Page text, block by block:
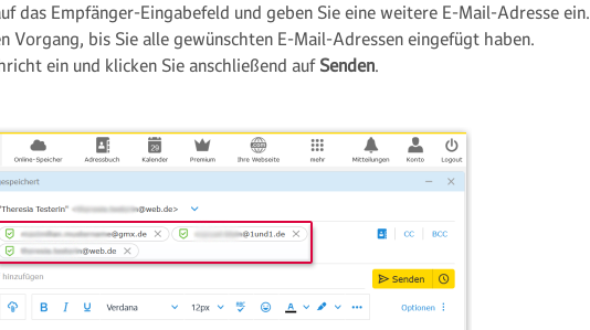
das Empfänger-Eingabefeld und geben Sie eine weitere E-Mail-Adresse ein.
Vorgang, bis Sie alle gewünschten E-Mail-Adressen eingefügt haben.
ein und klicken Sie anschließend auf Senden.